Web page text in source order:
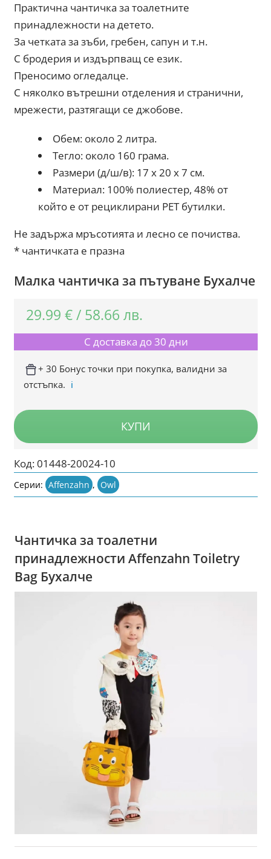
Практична чантичка за тоалетните
принадлежности на детето.
За четката за зъби, гребен, сапун и т.н.
С бродерия и издърпващ се език.
Преносимо огледалце.
С няколко вътрешни отделения и странични,
мрежести, разтягащи се джобове.
Обем: около 2 литра.
Тегло: около 160 грама.
Размери (д/ш/в): 17 x 20 x 7 см.
Материал: 100% полиестер, 48% от
който е от рециклирани PET бутилки.
Не задържа мръсотията и лесно се почиства.
* чантичката е празна
Малка чантичка за пътуване Бухалче
29.99€ / 58.66лв.
С доставка до 30 дни
+ 30 Бонус точки при покупка, валидни за
отстъпка. ℹ️
КУПИ
Код:01448-20024-10
Серии: Affenzahn , Owl
Чантичка за тоалетни
принадлежности Affenzahn Toiletry
Bag Бухалче